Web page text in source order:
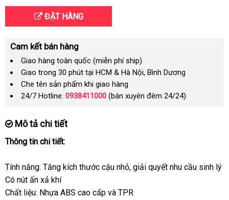
ĐẶT HÀNG
Cam kết bán hàng
Giao hàng toàn quốc (miễn phí ship)
Giao trong 30 phút tại HCM & Hà Nội, Bình Dương
Che tên sản phẩm khi giao hàng
24/7 Hotline: 0938411000 (bán xuyên đêm 24/24)
Mô tả chi tiết
Thông tin chi tiết:
Tính năng: Tăng kích thước cậu nhỏkhách
, giải quyết nhu cầu sinh lý
Có nút ấn xả khí
Chất liệu: Nhựa ABS cao cấp hàng
và TPR